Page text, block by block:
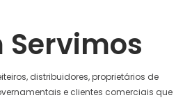
Servimos
distribuidores, proprietários de
e clientes comerciais que